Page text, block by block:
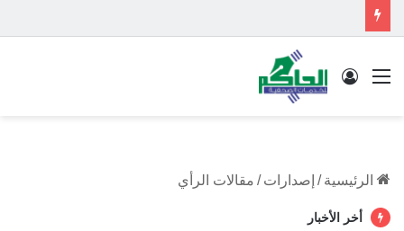
القائمة تسجيل الدخول
الرئيسية / إصدارات / مقالات الرأي
أخر الأخبار